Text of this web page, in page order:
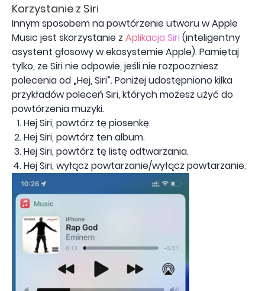
Korzystanie z Siri
Innym sposobem na powtórzenie utworu w Apple
Music jest skorzystanie z Aplikacja Siri (inteligentny
asystent głosowy w ekosystemie Apple). Pamiętaj
tylko, że Siri nie odpowie, jeśli nie rozpoczniesz
polecenia od „Hej, Siri”. Poniżej udostępniono kilka
przykładów poleceń Siri, których możesz użyć do
powtórzenia muzyki.
Hej Siri, powtórz tę piosenkę.
Hej Siri, powtórz ten album.
Hej Siri, powtórz tę listę odtwarzania.
Hej Siri, wyłącz powtarzanie/wyłącz powtarzanie.